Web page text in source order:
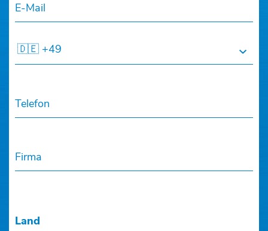
E-Mail
🇩🇪 +49
Telefon
Firma
Land